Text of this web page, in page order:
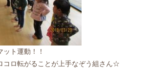
ット運動！！
コロ転がることが上手なぞう組さん☆